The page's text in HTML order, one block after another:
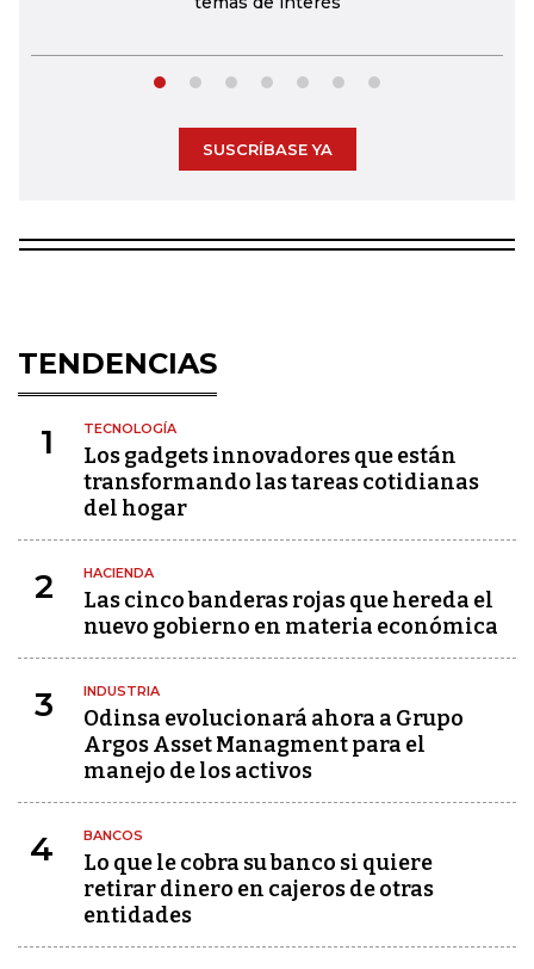
SUSCRÍBASE YA
TENDENCIAS
1 TECNOLOGÍA
Los gadgets innovadores que están
transformando las tareas cotidianas
del hogar
2 HACIENDA
Las cinco banderas rojas que hereda el
nuevo gobierno en materia económica
3 INDUSTRIA
Odinsa evolucionará ahora a Grupo
Argos Asset Managment para el
manejo de los activos
4 BANCOS
Lo que le cobra su banco si quiere
retirar dinero en cajeros de otras
entidades